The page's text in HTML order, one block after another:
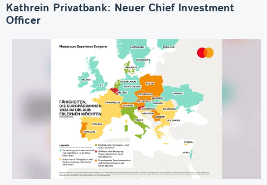
Kathrein Privatbank: Neuer Chief Investment
Officer